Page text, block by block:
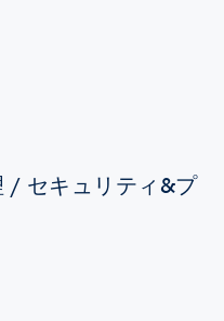
/ セキュリティ&プ